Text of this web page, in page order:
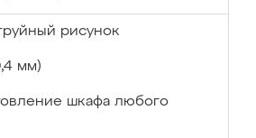
рисунок
мм)
шкафа любого